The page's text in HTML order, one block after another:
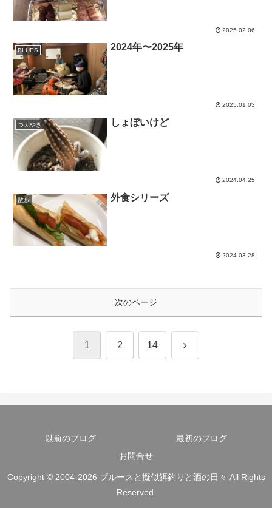
2025.02.06
BLUES 2024年〜2025年
2025.01.03
つぶやき しょぼいけど
2024.04.25
散歩 外食シリーズ
2024.03.28
次のページ
1 2 14 次
以前のブログ
最初のブログ
お問合せ
Copyright © 2004-2026 ブルースと擬似餌釣りと酒の日々 All Rights
Reserved.